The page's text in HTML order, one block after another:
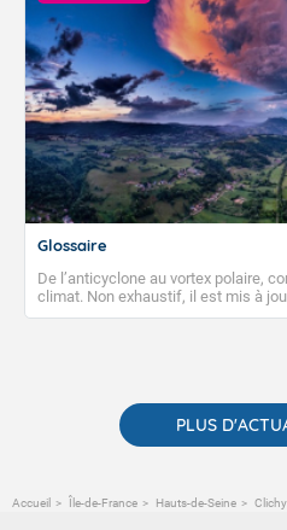
Glossaire
De l’anticyclone au vortex polaire,
climat. Non exhaustif, il est mis à
publications. Vous y trouverez
PLUS
Accueil Île-de-France Hauts-de-Seine Clichy